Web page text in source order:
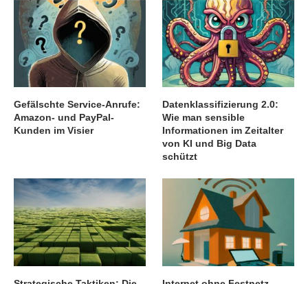
Gefälschte Service-Anrufe:
Amazon- und PayPal-
Kunden im Visier
Datenklassifizierung 2.0:
Wie man sensible
Informationen im Zeitalter
von KI und Big Data
schützt